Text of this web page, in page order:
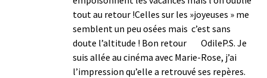
tout au retour !Celles sur les »joyeuses » me
semblent un peu osées mais c’est sans
doute l’altitude ! Bon retour OdileP.S. Je
suis allée au cinéma avec Marie-Rose, j’ai
l’impression qu’elle a retrouvé ses repères.